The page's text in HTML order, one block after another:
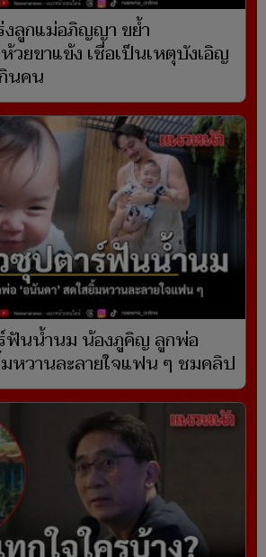
งลูกแม่อภิญญา ขย้ำ
ยขาแข้ง เชื่อเป็นเหตุบังเอิญ
นคน
ฟันน้ำนม น้องภูคิญ ลูกพ่อ
หวานละลายใจแฟน ๆ ชมคลิป